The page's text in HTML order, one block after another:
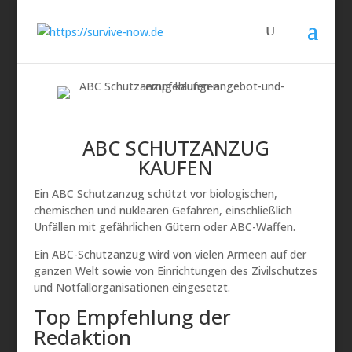
ABC SCHUTZANZUG
KAUFEN
Ein ABC Schutzanzug schützt vor biologischen,
chemischen und nuklearen Gefahren, einschließlich
Unfällen mit gefährlichen Gütern oder ABC-Waffen.
Ein ABC-Schutzanzug wird von vielen Armeen auf der
ganzen Welt sowie von Einrichtungen des Zivilschutzes
und Notfallorganisationen eingesetzt.
Top Empfehlung der
Redaktion